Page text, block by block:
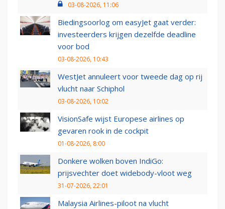
03-08-2026, 11:06
Biedingsoorlog om easyJet gaat verder:
investeerders krijgen dezelfde deadline
voor bod
03-08-2026, 10:43
WestJet annuleert voor tweede dag op rij
vlucht naar Schiphol
03-08-2026, 10:02
VisionSafe wijst Europese airlines op
gevaren rook in de cockpit
01-08-2026, 8:00
Donkere wolken boven IndiGo:
prijsvechter doet widebody-vloot weg
31-07-2026, 22:01
Malaysia Airlines-piloot na vlucht